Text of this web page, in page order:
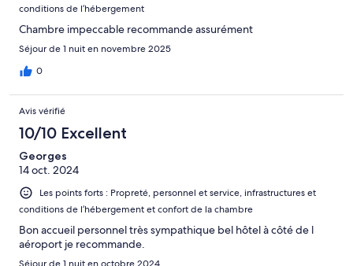
conditions de l’hébergement
Chambre impeccable recommande assurément
Séjour de 1 nuit en novembre 2025
0
Avis vérifié
10/10 Excellent
Georges
14 oct. 2024
Les points forts : Propreté, personnel et service, infrastructures et
conditions de l’hébergement et confort de la chambre
Bon accueil personnel très sympathique bel hôtel à côté de l
aéroport je recommande.
Séjour de 1 nuit en octobre 2024